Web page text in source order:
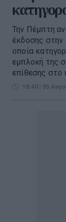
Την Πέμπτη
έκδοσης στην
οποία
εμπλοκή της
επίθεσης στο
18:40 | 05